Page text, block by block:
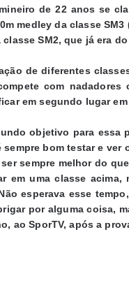
de 22 anos se
medley da classe
SM2, que já era
de diferentes
com
em segundo lugar
objetivo para essa
bom testar e
sempre melhor do
em uma classe
esperava esse
por alguma coisa,
ao SporTV, após a